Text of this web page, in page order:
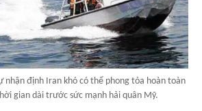
nhận định Iran khó có thể phong tỏa hoàn toàn
gian dài trước sức mạnh hải quân Mỹ.